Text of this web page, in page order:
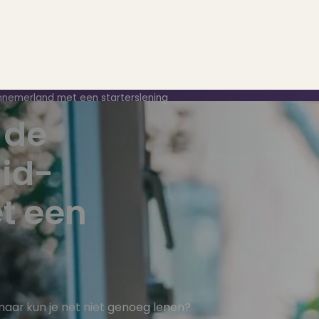
met een starterslening
een
kun je net niet genoeg lenen?